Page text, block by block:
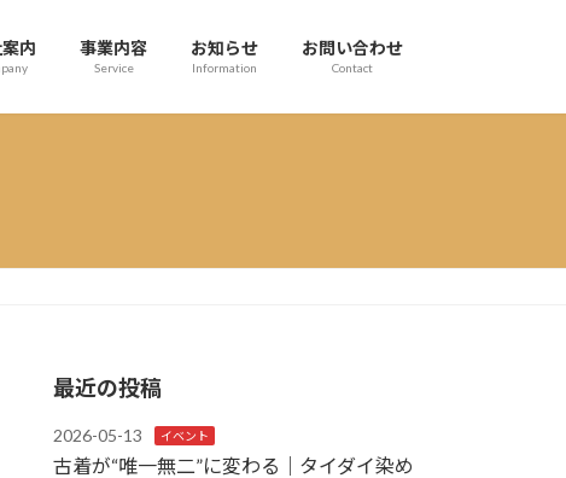
内 事業内容
Service
お知らせ
Information
お問い合わせ
Contact
最近の投稿
2026-05-13 イベント
古着が“唯一無二”に変わる｜タイダイ染め